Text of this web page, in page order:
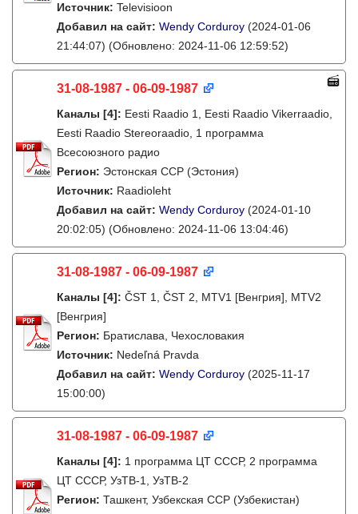
Источник: Televisioon
Добавил на сайт: Wendy Corduroy (2024-01-06
21:44:07) (Обновлено: 2024-11-06 12:59:52)
31-08-1987 - 06-09-1987
Каналы [4]: Eesti Raadio 1, Eesti Raadio Vikerraadio,
Eesti Raadio Stereoraadio, 1 программа
Всесоюзного радио
Регион: Эстонская ССР (Эстония)
Источник: Raadioleht
Добавил на сайт: Wendy Corduroy (2024-01-10
20:02:05) (Обновлено: 2024-11-06 13:04:46)
31-08-1987 - 06-09-1987
Каналы [4]: ČST 1, ČST 2, MTV1 [Венгрия], MTV2
[Венгрия]
Регион: Братислава, Чехословакия
Источник: Nedeľná Pravda
Добавил на сайт: Wendy Corduroy (2025-11-17
15:00:00)
31-08-1987 - 06-09-1987
Каналы [4]: 1 программа ЦТ СССР, 2 программа
ЦТ СССР, УзТВ-1, УзТВ-2
Регион: Ташкент, Узбекская ССР (Узбекистан)